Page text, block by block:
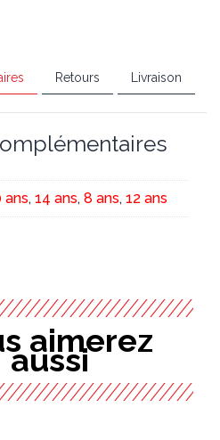
Retours Livraison
ans, 14 ans, 8 ans, 12 ans
aimerez
aussi